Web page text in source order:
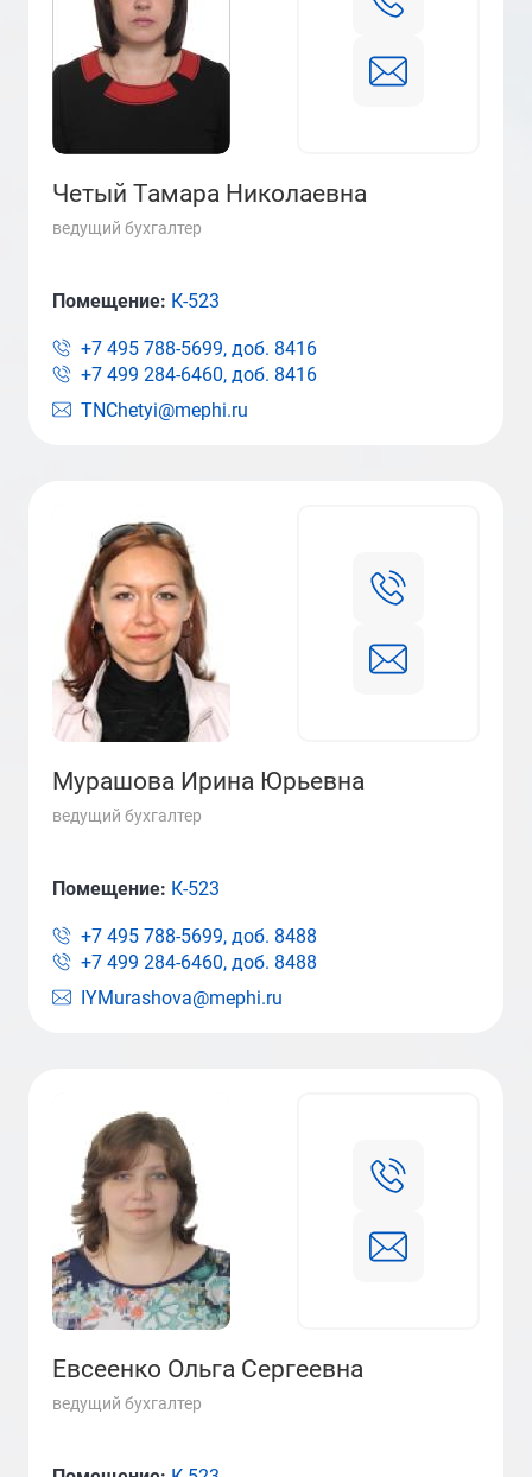
Четый Тамара Николаевна
ведущий бухгалтер
TNChetyi@mephi.ru
Помещение: К-523
+7 495 788-5699, доб. 8416
+7 499 284-6460, доб. 8416
Мурашова Ирина Юрьевна
ведущий бухгалтер
IYMurashova@mephi.ru
Помещение: К-523
+7 495 788-5699, доб. 8488
+7 499 284-6460, доб. 8488
Евсеенко Ольга Сергеевна
ведущий бухгалтер